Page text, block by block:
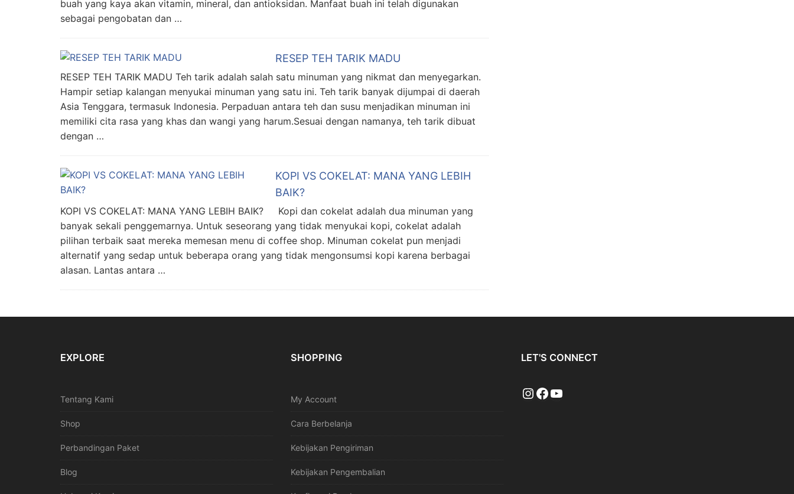
buah yang kaya akan vitamin, mineral, dan antioksidan. Manfaat buah ini telah digunakan
sebagai pengobatan dan …
RESEP TEH TARIK MADU
RESEP TEH TARIK MADU Teh tarik adalah salah satu minuman yang nikmat dan menyegarkan.
Hampir setiap kalangan menyukai minuman yang satu ini. Teh tarik banyak dijumpai di daerah
Asia Tenggara, termasuk Indonesia. Perpaduan antara teh dan susu menjadikan minuman ini
memiliki cita rasa yang khas dan wangi yang harum.Sesuai dengan namanya, teh tarik dibuat
dengan …
KOPI VS COKELAT: MANA YANG LEBIH
BAIK?
KOPI VS COKELAT: MANA YANG LEBIH BAIK? Kopi dan cokelat adalah dua minuman yang
banyak sekali penggemarnya. Untuk seseorang yang tidak menyukai kopi, cokelat adalah
pilihan terbaik saat mereka memesan menu di coffee shop. Minuman cokelat pun menjadi
alternatif yang sedap untuk beberapa orang yang tidak mengonsumsi kopi karena berbagai
alasan. Lantas antara …
EXPLORE
Tentang Kami
Shop
Perbandingan Paket
Blog
SHOPPING
My Account
Cara Berbelanja
Kebijakan Pengiriman
Kebijakan Pengembalian
LET'S CONNECT